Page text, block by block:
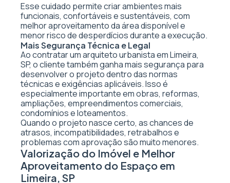
Esse cuidado permite criar ambientes mais
funcionais, confortáveis e sustentáveis, com
melhor aproveitamento da área disponível e
menor risco de desperdícios durante a execução.
Mais Segurança Técnica e Legal
Ao contratar um arquiteto urbanista em Limeira,
SP, o cliente também ganha mais segurança para
desenvolver o projeto dentro das normas
técnicas e exigências aplicáveis. Isso é
especialmente importante em obras, reformas,
ampliações, empreendimentos comerciais,
condomínios e loteamentos.
Quando o projeto nasce certo, as chances de
atrasos, incompatibilidades, retrabalhos e
problemas com aprovação são muito menores.
Valorização do Imóvel e Melhor
Aproveitamento do Espaço em
Limeira, SP